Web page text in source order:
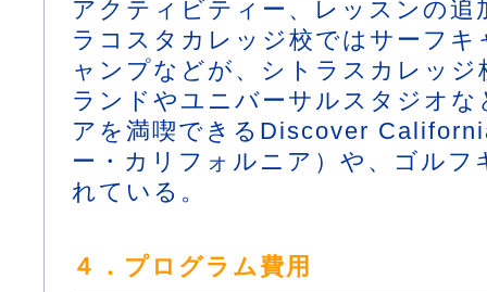
アクティビティー、レッスンの追
ラコスタカレッジ校ではサーフ
ャンプなどが、シトラスカレッ
ランドやユニバーサルスタジオ
アを満喫できるDiscover
ー・カリフォルニア）や、ゴルフ
れている。
４．プログラム費用